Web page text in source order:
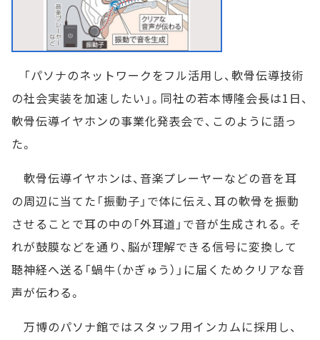
「パソナのネットワークをフル活用し、軟骨伝導技術
の社会実装を加速したい」。同社の若本博隆会長は1日、
軟骨伝導イヤホンの事業化発表会で、このように語っ
た。
軟骨伝導イヤホンは、音楽プレーヤーなどの音を耳
の周辺に当てた「振動子」で体に伝え、耳の軟骨を振動
させることで耳の中の「外耳道」で音が生成される。そ
れが鼓膜などを通り、脳が理解できる信号に変換して
聴神経へ送る「蝸牛（かぎゅう）」に届くためクリアな音
声が伝わる。
万博のパソナ館ではスタッフ用インカムに採用し、